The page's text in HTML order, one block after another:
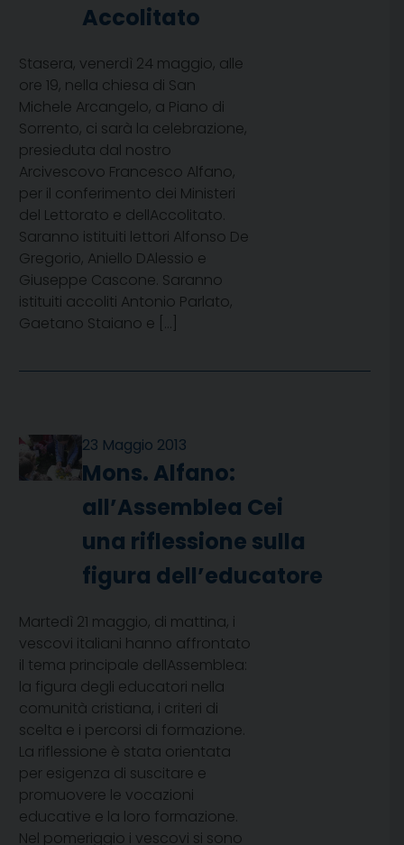
Accolitato
Stasera, venerdì 24 maggio, alle
ore 19, nella chiesa di San
Michele Arcangelo, a Piano di
Sorrento, ci sarà la celebrazione,
presieduta dal nostro
Arcivescovo Francesco Alfano,
per il conferimento dei Ministeri
del Lettorato e dellAccolitato.
Saranno istituiti lettori Alfonso De
Gregorio, Aniello DAlessio e
Giuseppe Cascone. Saranno
istituiti accoliti Antonio Parlato,
Gaetano Staiano e […]
23 Maggio 2013
Mons. Alfano:
all’Assemblea Cei
una riflessione sulla
figura dell’educatore
Martedì 21 maggio, di mattina, i
vescovi italiani hanno affrontato
il tema principale dellAssemblea:
la figura degli educatori nella
comunità cristiana, i criteri di
scelta e i percorsi di formazione.
La riflessione è stata orientata
per esigenza di suscitare e
promuovere le vocazioni
educative e la loro formazione.
Nel pomeriggio i vescovi si sono